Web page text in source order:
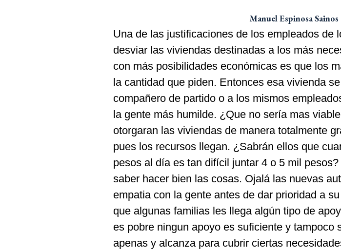
Manuel Espinosa Sainos
Una de las justificaciones de los empleados de
desviar las viviendas destinadas a los más
con más posibilidades económicas es que los
la cantidad que piden. Entonces esa vivienda
compañero de partido o a los mismos
la gente más humilde. ¿Que no sería mas
otorgaran las viviendas de manera totalmente
pues los recursos llegan. ¿Sabrán ellos que
pesos al día es tan difícil juntar 4 o 5 mil
saber hacer bien las cosas. Ojalá las nuevas
empatia con la gente antes de dar prioridad a
que algunas familias les llega algún tipo de
es pobre ningun apoyo es suficiente y tampoco
apenas y alcanza para cubrir ciertas